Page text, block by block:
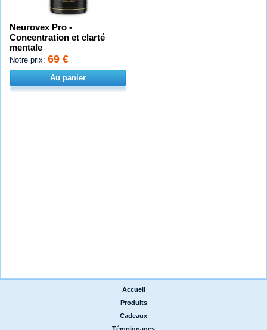
Neurovex Pro -
Concentration et clarté
mentale
Notre prix: 69 €
Au panier
Accueil
Produits
Cadeaux
Témoignages